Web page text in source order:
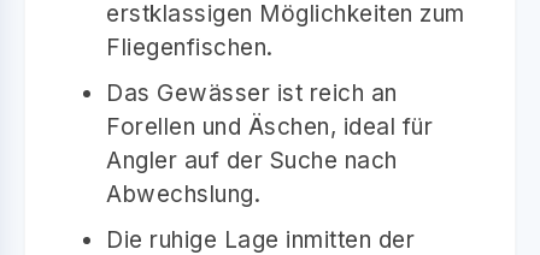
erstklassigen Möglichkeiten zum
Fliegenfischen.
Das Gewässer ist reich an
Forellen und Äschen, ideal für
Angler auf der Suche nach
Abwechslung.
Die ruhige Lage inmitten der